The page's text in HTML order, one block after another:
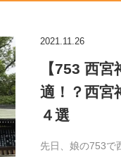
2021.11.26
【753 西
適！？西宮
４選
先日、娘の753で